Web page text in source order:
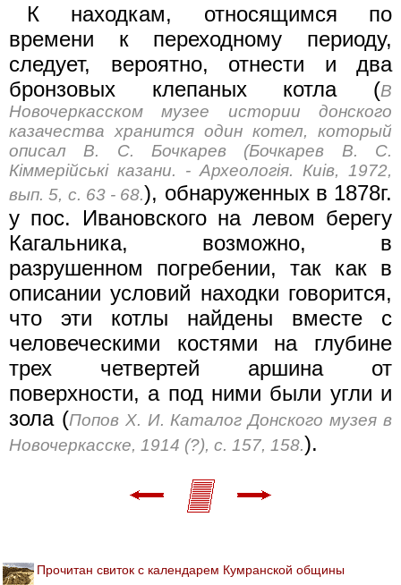
К находкам, относящимся по
времени к переходному периоду,
следует, вероятно, отнести и два
бронзовых клепаных котла (В
Новочеркасском музее истории донского
казачества хранится один котел, который
описал В. С. Бочкарев (Бочкарев В. С.
Кiммерiйськi казани. - Археологiя. Киiв, 1972,
вып. 5, с. 63 - 68.), обнаруженных в 1878г.
у пос. Ивановского на левом берегу
Кагальника, возможно, в
разрушенном погребении, так как в
описании условий находки говорится,
что эти котлы найдены вместе с
человеческими костями на глубине
трех четвертей аршина от
поверхности, а под ними были угли и
зола (Попов X. И. Каталог Донского музея в
Новочеркасске, 1914 (?), с. 157, 158.).
Прочитан свиток с календарем Кумранской общины